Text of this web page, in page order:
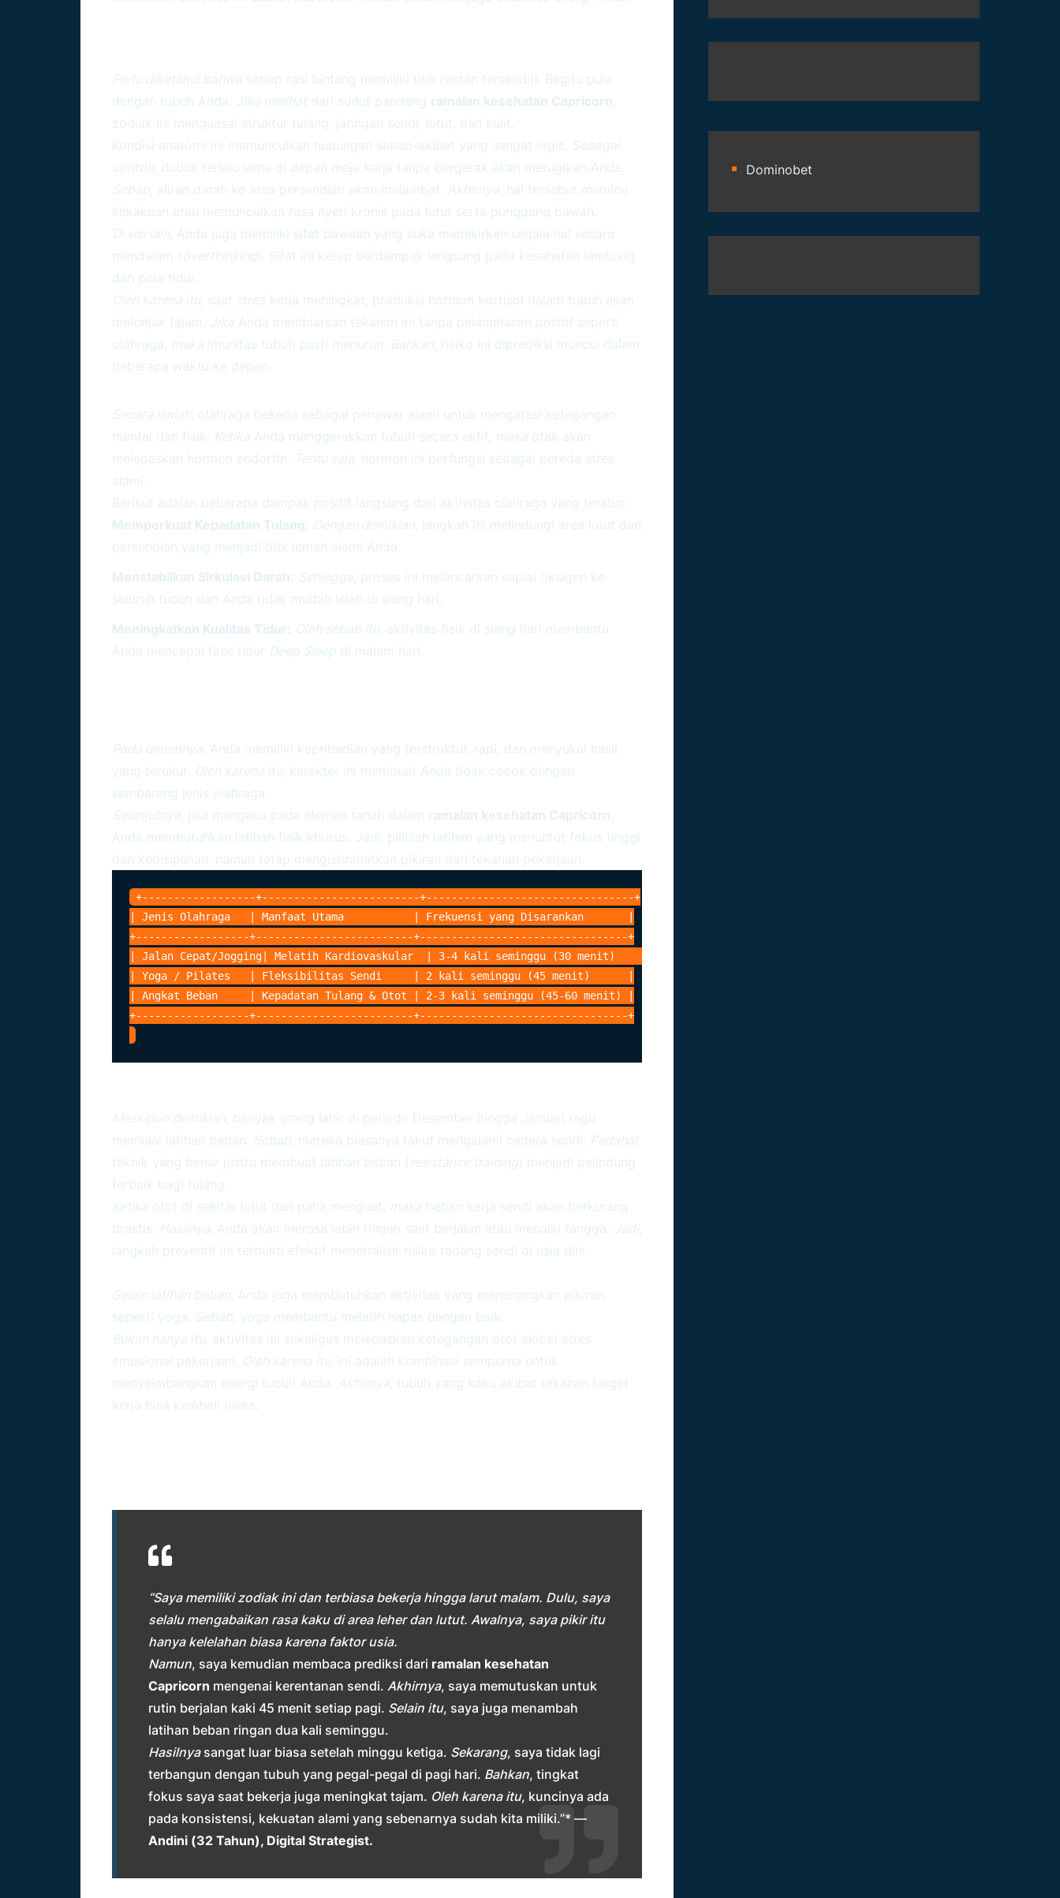
Perlu diketahui bahwa setiap rasi bintang memiliki titik rentan tersendiri. Begitu pula
dengan tubuh Anda. Jika melihat dari sudut pandang ramalan kesehatan Capricorn
zodiak ini menguasai struktur tulang, jaringan sendi, lutut, dan kulit.
Kondisi anatomi ini memunculkan hubungan sebab-akibat yang sangat logis. Sebagai
contoh , duduk terlalu lama di depan meja kerja tanpa bergerak akan merugikan Anda.
Sebab , aliran darah ke area persendian akan melambat. Akhirnya , hal tersebut memicu
kekakuan atau memunculkan rasa nyeri kronis pada lutut serta punggung bawah.
Di sisi lain , Anda juga memiliki sifat bawaan yang suka memikirkan segala hal secara
mendalam ( overthinking). Sifat ini kerap berdampak langsung pada kesehatan lambung
dan pola tidur.
Oleh karena itu, saat stres kerja meningkat, produksi hormon kortisol dalam tubuh akan
melonjak tajam. Jika Anda membiarkan tekanan ini tanpa pelampiasan positif seperti
olahraga, maka imunitas tubuh pasti menurun. Bahkan , risiko ini diprediksi muncul dalam
beberapa waktu ke depan.
Secara ilmiah , olahraga bekerja sebagai penawar alami untuk mengatasi ketegangan
mental dan fisik. Ketika Anda menggerakkan tubuh secara aktif, maka otak akan
melepaskan hormon endorfin.
Tentu saja , hormon ini berfungsi sebagai pereda stres
alami.
Berikut adalah beberapa dampak positif langsung dari aktivitas olahraga yang teratur:
Memperkuat Kepadatan Tulang: Dengan demikian , langkah ini melindungi area lutut dan
persendian yang menjadi titik lemah alami Anda.
Menstabilkan Sirkulasi Darah: Sehingga , proses ini melancarkan suplai oksigen ke
seluruh tubuh dan Anda tidak mudah lelah di siang hari.
Meningkatkan Kualitas Tidur: Oleh sebab itu, aktivitas fisik di siang hari membantu
Anda mencapai fase tidur Deep Sleep di malam hari.
Pada umumnya , Anda memiliki kepribadian yang terstruktur, rapi, dan menyukai hasil
yang terukur.
Oleh karena itu, karakter ini membuat Anda tidak cocok dengan
sembarang jenis olahraga.
Selanjutnya , jika mengacu pada elemen tanah dalam ramalan kesehatan Capricorn
Anda membutuhkan latihan fisik khusus. Jadi , pilihlah latihan yang menuntut fokus tinggi
dan kedisiplinan, namun tetap mengistirahatkan pikiran dari tekanan pekerjaan.
+------------------+-------------------------+---------------------------------+
| Jenis Olahraga   | Manfaat Utama           | Frekuensi yang Disarankan       |
+------------------+-------------------------+---------------------------------+
| Jalan Cepat/Jogging| Melatih Kardiovaskular  | 3-4 kali seminggu (30 menit)    |
| Yoga / Pilates   | Fleksibilitas Sendi     | 2 kali seminggu (45 menit)      |
| Angkat Beban     | Kepadatan Tulang & Otot | 2-3 kali seminggu (45-60 menit) |
Meskipun demikian , banyak orang lahir di periode Desember hingga Januari ragu
memulai latihan beban. Sebab , mereka biasanya takut mengalami cedera sendi. Padahal,
teknik yang benar justru membuat latihan beban ( resistance training) menjadi pelindung
terbaik bagi tulang.
Ketika otot di sekitar lutut dan paha menguat, maka beban kerja sendi akan berkurang
drastis. Hasilnya , Anda akan merasa lebih ringan saat berjalan atau menaiki tangga. Jadi
langkah preventif ini terbukti efektif menetralisir risiko radang sendi di usia dini.
Selain latihan beban , Anda juga membutuhkan aktivitas yang menenangkan pikiran
seperti yoga. Sebab , yoga membantu melatih napas dengan baik.
Bukan hanya itu, aktivitas ini sekaligus melepaskan ketegangan otot akibat stres
emosional pekerjaan.
Oleh karena itu, ini adalah kombinasi sempurna untuk
menyeimbangkan energi tubuh Anda. Akhirnya , tubuh yang kaku akibat tekanan target
kerja bisa kembali rileks.
“Saya memiliki zodiak ini dan terbiasa bekerja hingga larut malam. Dulu, saya
selalu mengabaikan rasa kaku di area leher dan lutut. Awalnya, saya pikir itu
hanya kelelahan biasa karena faktor usia.
Namun, saya kemudian membaca prediksi dari ramalan kesehatan
Capricorn mengenai kerentanan sendi. Akhirnya, saya memutuskan untuk
rutin berjalan kaki 45 menit setiap pagi. Selain itu, saya juga menambah
latihan beban ringan dua kali seminggu.
Hasilnyasangat luar biasa setelah minggu ketiga. Sekarang, saya tidak lagi
terbangun dengan tubuh yang pegal-pegal di pagi hari. Bahkan, tingkat
fokus saya saat bekerja juga meningkat tajam. Oleh karena itu, kuncinya ada
pada konsistensi, kekuatan alami yang sebenarnya sudah kita miliki.”* —
Andini (32 Tahun), Digital Strategist.
Dominobet